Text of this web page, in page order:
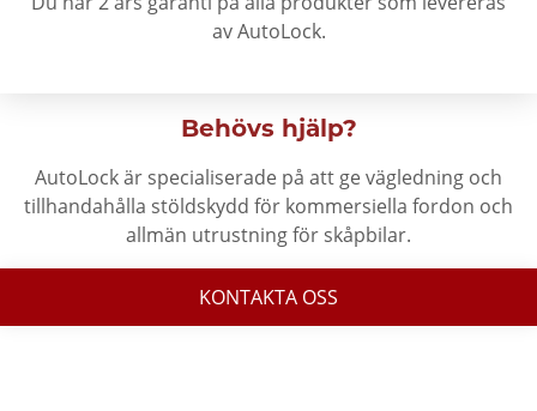
av AutoLock.
Behövs hjälp?
AutoLock är specialiserade på att ge vägledning och
tillhandahålla stöldskydd för kommersiella fordon och
allmän utrustning för skåpbilar.
KONTAKTA OSS